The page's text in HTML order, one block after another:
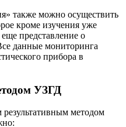
также можно осуществить
кроме изучения уже
представление о
данные мониторинга
прибора в
УЗГД
методом